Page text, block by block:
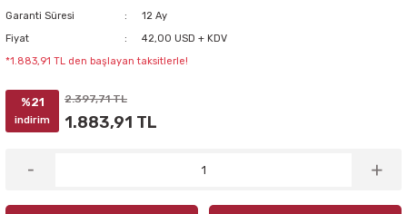
Garanti Süresi
12 Ay
Fiyat
42,00 USD + KDV
*1.883,91 TL den başlayan taksitlerle!
%21
indirim
2.397,71 TL
1.883,91 TL